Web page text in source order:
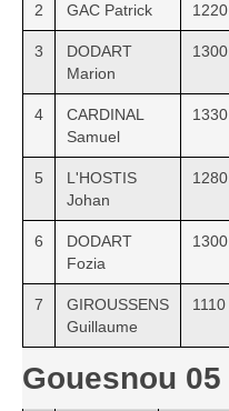
2 GAC Patrick 1220
3
DODART
Marion
1300
4
CARDINAL
Samuel
1330
5
L'HOSTIS
Johan
1280
6
DODART
Fozia
1300
7
GIROUSSENS
Guillaume
1110
Gouesnou 05